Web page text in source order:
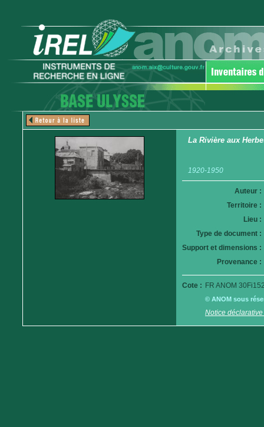
La Rivière aux
1920-1950
Auteur :
Territoire :
Lieu :
Type de document :
Support et dimensions :
Provenance :
Cote : FR ANOM
© ANOM sous
Notice